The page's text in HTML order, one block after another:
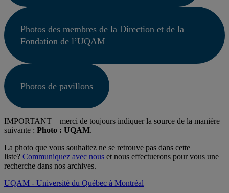
Photos des membres de la Direction et de la
Fondation de l’UQAM
Photos de pavillons
IMPORTANT – merci de toujours indiquer la source de la manière
suivante : Photo : UQAM.
La photo que vous souhaitez ne se retrouve pas dans cette
liste? Communiquez avec nous et nous effectuerons pour vous une
recherche dans nos archives.
UQAM - Université du Québec à Montréal